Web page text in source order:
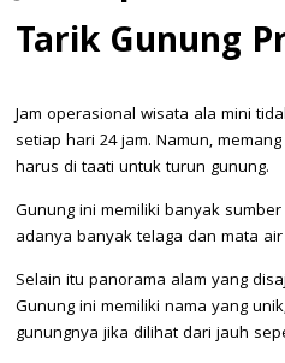
Tarik Gunung
Jam operasional wisata ala mini
setiap hari 24 jam. Namun,
harus di taati untuk turun gunung.
Gunung ini memiliki banyak
adanya banyak telaga dan mata
Selain itu panorama alam yang
Gunung ini memiliki nama yang
gunungnya jika dilihat dari jauh